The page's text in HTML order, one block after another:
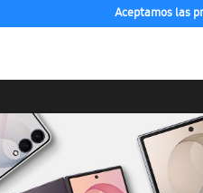
Aceptamos las